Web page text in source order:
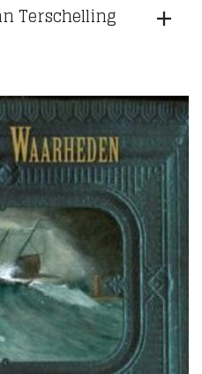
Terschelling